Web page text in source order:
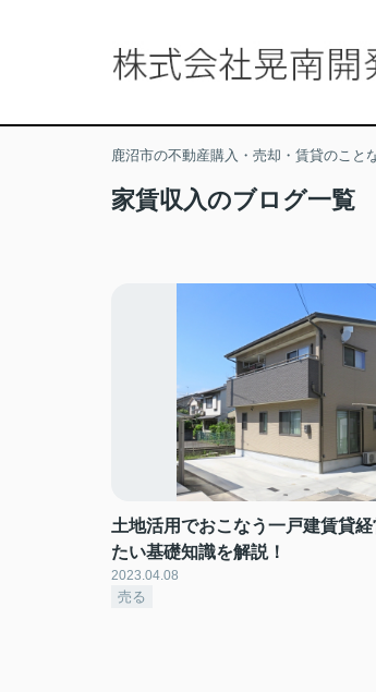
鹿沼市の不動産購入・売却・賃貸のこと
家賃収入のブログ一覧
土地活用でおこなう一戸建賃貸経
たい基礎知識を解説！
2023.04.08
売る